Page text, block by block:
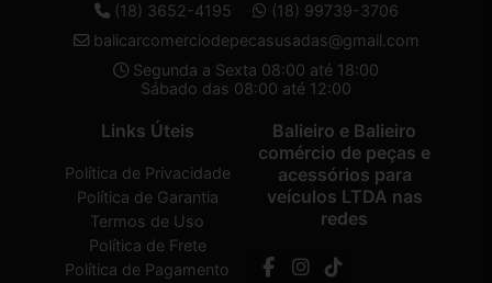
(18) 3652-4195
(18) 99739-3706
balicarcomerciodepecasusadas@gmail.com
Segunda a Sexta 08:00 até 18:00
Sábado das 08:00 até 12:00
Links Úteis
Política de Privacidade
Política de Garantia
Termos de Uso
Política de Frete
Política de Pagamento
Balieiro e Balieiro
comércio de peças e
acessórios para
veículos LTDA nas
redes